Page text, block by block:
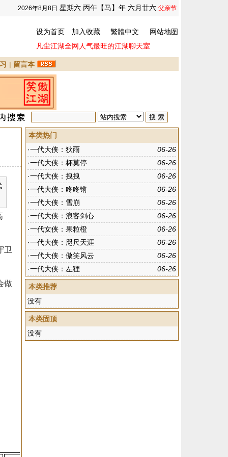
2026年8月8日 星期六 丙午【马】年 六月廿六 父亲节
设为首页 加入收藏 繁體中文
网站地图
凡尘江湖全网人气最旺的江湖聊天室
| 留言本
卫
做
本类热门
06-26
·一代大侠：狄雨
06-26
·一代大侠：杯莫停
06-26
·一代大侠：拽拽
06-26
·一代大侠：咚咚锵
06-26
·一代大侠：雪崩
06-26
·一代大侠：浪客剑心
06-26
·一代女侠：果粒橙
06-26
·一代大侠：咫尺天涯
06-26
·一代大侠：傲笑风云
06-26
·一代大侠：左狸
本类推荐
没有
本类固顶
没有